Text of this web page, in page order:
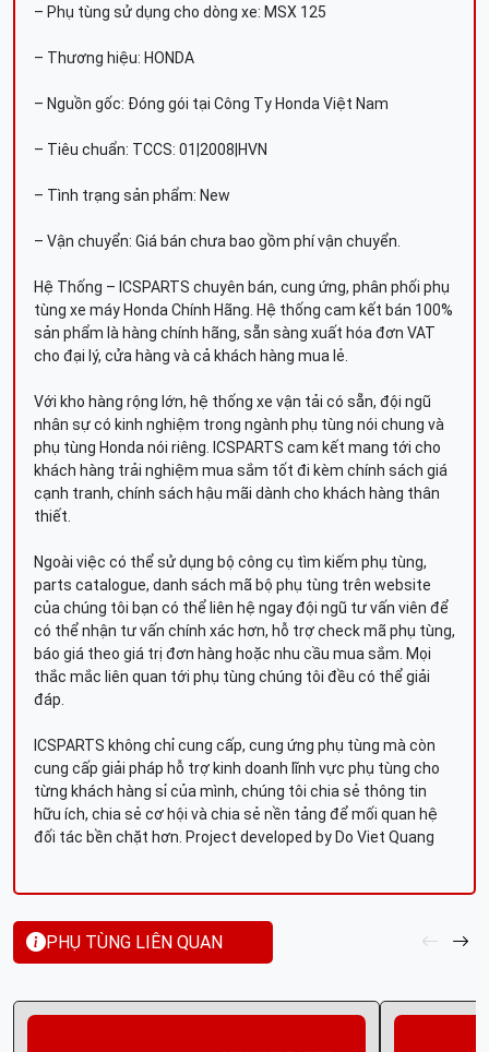
– Phụ tùng sử dụng cho dòng xe: MSX 125
– Thương hiệu: HONDA
– Nguồn gốc: Đóng gói tại Công Ty Honda Việt Nam
– Tiêu chuẩn: TCCS: 01|2008|HVN
– Tình trạng sản phẩm: New
– Vận chuyển: Giá bán chưa bao gồm phí vận chuyển.
Hệ Thống – ICSPARTS chuyên bán, cung ứng, phân phối phụ
tùng xe máy Honda Chính Hãng. Hệ thống cam kết bán 100%
sản phẩm là hàng chính hãng, sẵn sàng xuất hóa đơn VAT
cho đại lý, cửa hàng và cả khách hàng mua lẻ.
Với kho hàng rộng lớn, hệ thống xe vận tải có sẵn, đội ngũ
nhân sự có kinh nghiệm trong ngành phụ tùng nói chung và
phụ tùng Honda nói riêng. ICSPARTS cam kết mang tới cho
khách hàng trải nghiệm mua sắm tốt đi kèm chính sách giá
cạnh tranh, chính sách hậu mãi dành cho khách hàng thân
thiết.
Ngoài việc có thể sử dụng bộ công cụ tìm kiếm phụ tùng,
parts catalogue, danh sách mã bộ phụ tùng trên website
của chúng tôi bạn có thể liên hệ ngay đội ngũ tư vấn viên để
có thể nhận tư vấn chính xác hơn, hỗ trợ check mã phụ tùng,
báo giá theo giá trị đơn hàng hoặc nhu cầu mua sắm. Mọi
thắc mắc liên quan tới phụ tùng chúng tôi đều có thể giải
đáp.
ICSPARTS không chỉ cung cấp, cung ứng phụ tùng mà còn
cung cấp giải pháp hỗ trợ kinh doanh lĩnh vực phụ tùng cho
từng khách hàng sỉ của mình, chúng tôi chia sẻ thông tin
hữu ích, chia sẻ cơ hội và chia sẻ nền tảng để mối quan hệ
đối tác bền chặt hơn. Project developed by Do Viet Quang
PHỤ TÙNG LIÊN QUAN